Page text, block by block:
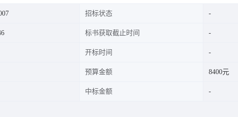
招标状态
标书获取截止时间
开标时间
预算金额 8400元
中标金额